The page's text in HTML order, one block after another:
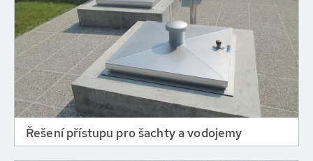
Řešení přístupu pro šachty a vodojemy